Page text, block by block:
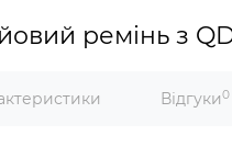
ремінь з
Відгуки0